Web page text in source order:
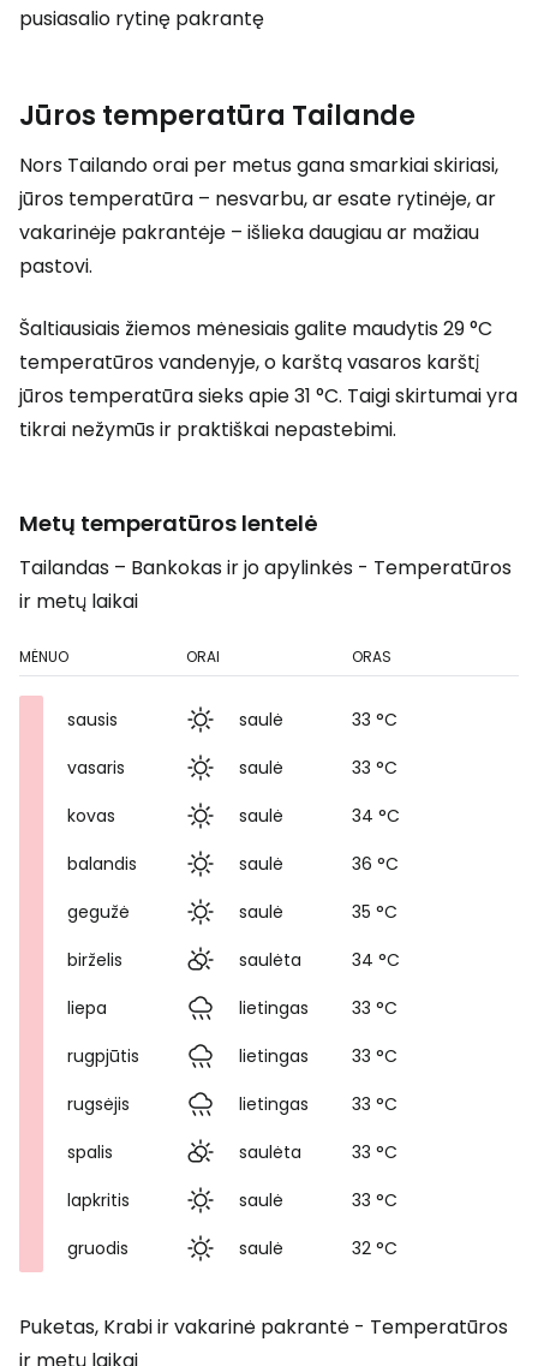
pusiasalio rytinę pakrantę
Jūros temperatūra Tailande
Nors Tailando orai per metus gana smarkiai skiriasi,
jūros temperatūra – nesvarbu, ar esate rytinėje, ar
vakarinėje pakrantėje – išlieka daugiau ar mažiau
pastovi.
Šaltiausiais žiemos mėnesiais galite maudytis 29 °C
temperatūros vandenyje, o karštą vasaros karštį
jūros temperatūra sieks apie 31 °C. Taigi skirtumai yra
tikrai nežymūs ir praktiškai nepastebimi.
Metų temperatūros lentelė
Tailandas – Bankokas ir jo apylinkės - Temperatūros
ir metų laikai
MĖNUO ORAI ORAS
sausis saulė
33 °C
vasaris
saulė
33 °C
kovas
saulė
34 °C
balandis
saulė
36 °C
gegužė
saulė
35 °C
birželis
saulėta
34 °C
liepa
lietingas
33 °C
rugpjūtis
lietingas
33 °C
rugsėjis
lietingas
33 °C
spalis
saulėta
33 °C
lapkritis
saulė
33 °C
gruodis
saulė 32 °C
Puketas, Krabi ir vakarinė pakrantė - Temperatūros